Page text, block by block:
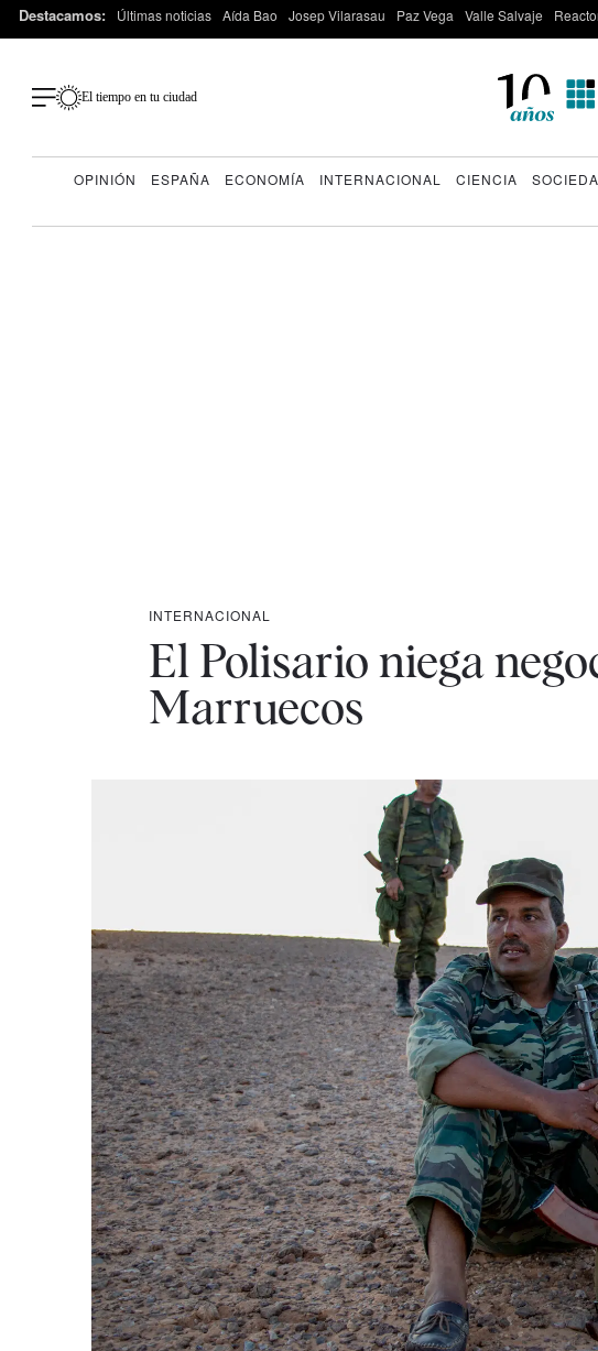
Destacamos: Últimas noticias Aída Bao Josep Vilarasau Paz Vega Valle Salvaje
El tiempo en tu ciudad
OPINIÓN ESPAÑA ECONOMÍA INTERNACIONAL CIENCIA
INTERNACIONAL
El Polisario niega
Marruecos